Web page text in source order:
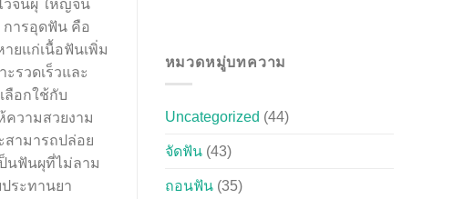
ว้จนผุ ใหญ่จน
ารอุดฟัน คือ
ยแก่เนื้อฟันเพิ่ม
รวดเร็วและ
ลือกใช้กับ
ความสวยงาม
สามารถปล่อย
นฟันผุที่ไม่ลาม
ระทานยา
หมวดหมู่บทความ
Uncategorized (44)
จัดฟัน(43)
ถอนฟัน(35)